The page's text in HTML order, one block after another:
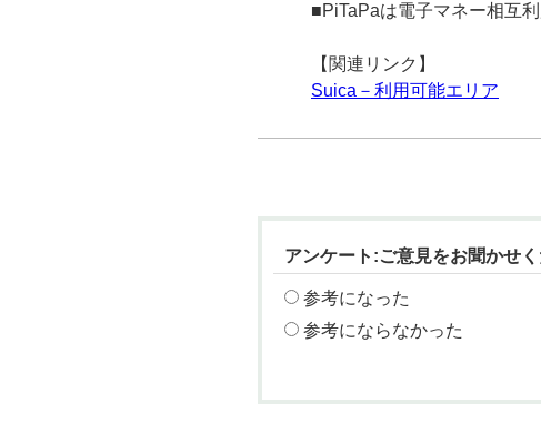
■PiTaPaは電子マネー相互
【関連リンク】
Suica－利用可能エリア
アンケート:ご意見をお聞かせ
参考になった
参考にならなかった